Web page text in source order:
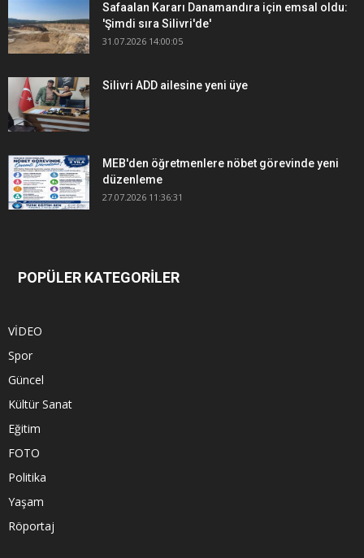
Safaalan Kararı Danamandıra için emsal oldu:
'Şimdi sıra Silivri'de'
31.07.2026 14:00:05
Silivri ADD ailesine yeni üye
MEB'den öğretmenlere nöbet görevinde yeni
düzenleme
27.07.2026 11:36:31
POPÜLER KATEGORİLER
VİDEO
Spor
Güncel
Kültür Sanat
Eğitim
FOTO
Politika
Yaşam
Röportaj